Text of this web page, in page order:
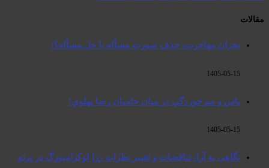
مقالات
بحران مهاجرت‌، حذف صورت مسأله یا حل مسأله؟!
1405-05-15
ياس و سرخوردگي در ميان حاميان رضا پهلوي!
1405-05-15
نگاهی به آرا، تناقضات و تغییر نظرات رزا لوکزامبورگ در پرتو